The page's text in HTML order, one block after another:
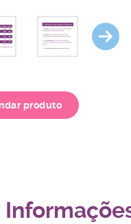
produto